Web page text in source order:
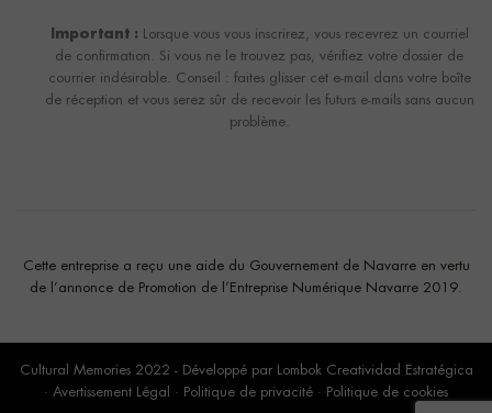
Important : Lorsque vous vous inscrirez, vous recevrez un courriel
de confirmation. Si vous ne le trouvez pas, vérifiez votre dossier de
courrier indésirable. Conseil : faites glisser cet e-mail dans votre boîte
de réception et vous serez sûr de recevoir les futurs e-mails sans aucun
problème.
Cette entreprise a reçu une aide du Gouvernement de Navarre en vertu
de l’annonce de Promotion de l’Entreprise Numérique Navarre 2019.
Cultural Memories 2022 - Développé par Lombok Creatividad Estratégica
· Avertissement Légal · Politique de privacité · Politique de cookies